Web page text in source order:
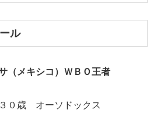
ル
（メキシコ）ＷＢＯ王者
０歳 オーソドックス